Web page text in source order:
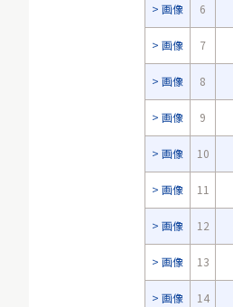
画像 6
画像 7
画像 8
画像 9
画像 10
画像 11
画像 12
画像 13
画像 14